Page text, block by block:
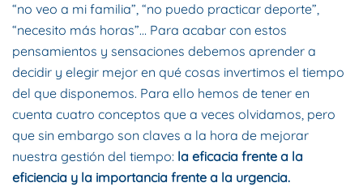
“no veo a mi familia”, “no puedo practicar deporte”,
“necesito más horas”… Para acabar con estos
pensamientos y sensaciones debemos aprender a
decidir y elegir mejor en qué cosas invertimos el tiempo
del que disponemos. Para ello hemos de tener en
cuenta cuatro conceptos que a veces olvidamos, pero
que sin embargo son claves a la hora de mejorar
nuestra gestión del tiempo: la eficacia frente a la
eficiencia y la importancia frente a la urgencia.